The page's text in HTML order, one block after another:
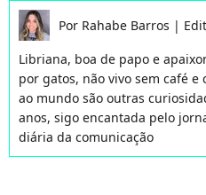
Por Rahabe Barros |
Libriana, boa de papo e
por gatos, não vivo sem café
ao mundo são outras
anos, sigo encantada pelo
diária da comunicação